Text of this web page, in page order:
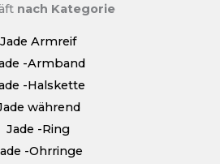
nach Kategorie
Jade Armreif
-Armband
-Halskette
während
Jade -Ring
-Ohrringe